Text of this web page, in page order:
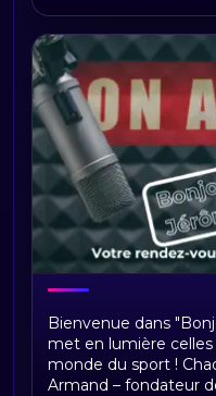
Bonjour Jerome
Bienvenue dans
met en lumière
monde du sport !
Armand – fondateur